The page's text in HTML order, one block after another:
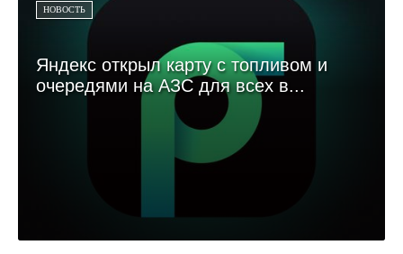
НОВОСТЬ
Яндекс открыл карту с топливом и
очередями на АЗС для всех в...